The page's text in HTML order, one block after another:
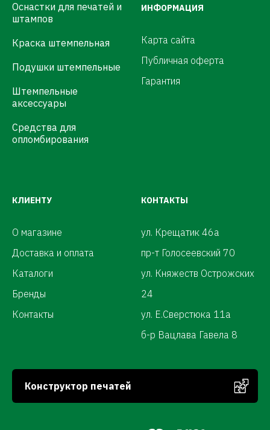
Оснастки для печатей и
штампов
Краска штемпельная
Подушки штемпельные
Штемпельные
аксессуары
Средства для
опломбирования
ИНФОРМАЦИЯ
Карта сайта
Публичная оферта
Гарантия
КЛИЕНТУ
О магазине
Доставка и оплата
Каталоги
Бренды
Контакты
КОНТАКТЫ
ул. Крещатик 46а
пр-т Голосеевский 70
ул. Княжеств Острожских
24
ул. Е.Сверстюка 11а
б-р Вацлава Гавела 8
Конструктор печатей